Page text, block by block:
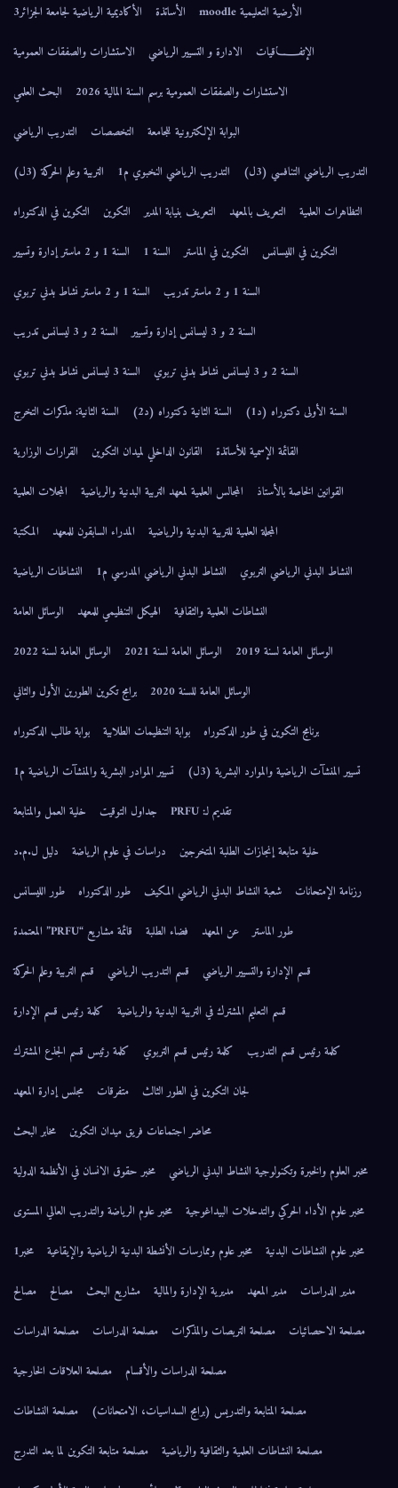
الأرضية التعليمية moodle
الأساتذة
الأكاديمية الرياضية لجامعة الجزائر3
الإتفــــــاقيات
الادارة و التسيير الرياضي
الاستشارات والصفقات العمومية
الاستشارات والصفقات العمومية برسم السنة المالية 2026
البحث العلمي
البوابة الإلكترونية للجامعة
التخصصات
التدريب الرياضي
التدريب الرياضي التنافسي (3ل)
التدريب الرياضي النخبوي م1
التربية وعلم الحركة (3ل)
التظاهرات العلمية
التعريف بالمعهد التعريف بنيابة المدير التكوين
التكوين في الدكتوراه
التكوين في الليسانس
التكوين في الماستر السنة 1
السنة 1 و 2 ماستر إدارة وتسيير
السنة 1 و 2 ماستر تدريب
السنة 1 و 2 ماستر نشاط بدني تربوي
السنة 2 و 3 ليسانس إدارة وتسيير
السنة 2 و 3 ليسانس تدريب
السنة 2 و 3 ليسانس نشاط بدني تربوي
السنة 3 ليسانس نشاط بدني تربوي
السنة الأولى دكتوراه (د1)
السنة الثانية دكتوراه (د2)
السنة الثانية: مذكرات التخرج
القائمة الإسمية للأساتذة
القانون الداخلي لميدان التكوين
القرارات الوزارية
القوانين الخاصة بالأستاذ
المجالس العلمية لمعهد التربية البدنية والرياضية
المجلات العلمية
المجلة العلمية للتربية البدنية والرياضية
المدراء السابقون للمعهد
المكتبة
النشاط البدني الرياضي التربوي
النشاط البدني الرياضي المدرسي م1
النشاطات الرياضية
النشاطات العلمية والثقافية
الهيكل التنظيمي للمعهد
الوسائل العامة
الوسائل العامة لسنة 2019
الوسائل العامة لسنة 2021
الوسائل العامة لسنة 2022
الوسائل العامة للسنة 2020
برامج تكوين الطورين الأول والثاني
برنامج التكوين في طور الدكتوراه
بوابة التنظيمات الطلابية
بوابة طالب الدكتوراه
تسيير المنشآت الرياضية والموارد البشرية (3ل)
تسيير الموادر البشرية والمنشآت الرياضية م1
تقديم لـ: PRFU
جداول التوقيت
خلية العمل والمتابعة
خلية متابعة إنجازات الطلبة المتخرجين
دراسات في علوم الرياضة
دليل ل.م.د
رزنامة الإمتحانات
شعبة النشاط البدني الرياضي المكيف طور الدكتوراه
طور الليسانس
طور الماستر
عن المعهد فضاء الطلبة
قائمة مشاريع “PRFU” المعتمدة
قسم الإدارة والتسيير الرياضي
قسم التدريب الرياضي
قسم التربية وعلم الحركة
قسم التعليم المشترك في التربية البدنية والرياضية
كلمة رئيس قسم الإدارة
كلمة رئيس قسم التدريب
كلمة رئيس قسم التربوي
كلمة رئيس قسم الجذع المشترك
لجان التكوين في الطور الثالث
متفرقات
مجلس إدارة المعهد
محاضر اجتماعات فريق ميدان التكوين
مخابر البحث
مخبر العلوم والخبرة وتكنولوجية النشاط البدني الرياضي
مخبر حقوق الانسان في الأنظمة الدولية
مخبر علوم الأداء الحركي والتدخلات البيداغوجية
مخبر علوم الرياضة والتدريب العالي المستوى
مخبر علوم النشاطات البدنية
مخبر علوم وممارسات الأنشطة البدنية الرياضية والإيقاعية
مخبر1
مدير الدراسات
مدير المعهد مديرية الإدارة والمالية مشاريع البحث مصالح
مصالح
مصلحة الاحصائيات
مصلحة التربصات والمذكرات مصلحة الدراسات
مصلحة الدراسات
مصلحة الدراسات والأقسام
مصلحة العلاقات الخارجية
مصلحة المتابعة والتدريس (برامج السداسيات، الامتحانات)
مصلحة النشاطات
مصلحة النشاطات العلمية والثقافية والرياضية
مصلحة متابعة التكوين لما بعد التدرج